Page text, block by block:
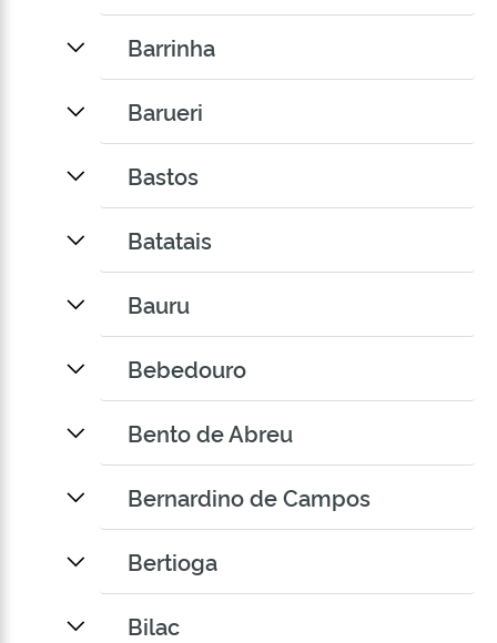
Barrinha
Barueri
Bastos
Batatais
Bauru
Bebedouro
Bento de Abreu
Bernardino de Campos
Bertioga
Bilac